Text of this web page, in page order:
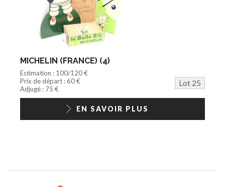
MICHELIN (FRANCE) (4)
Estimation : 100/120 €
Prix de départ : 60 €
Lot 25
Adjugé : 75 €
EN SAVOIR PLUS